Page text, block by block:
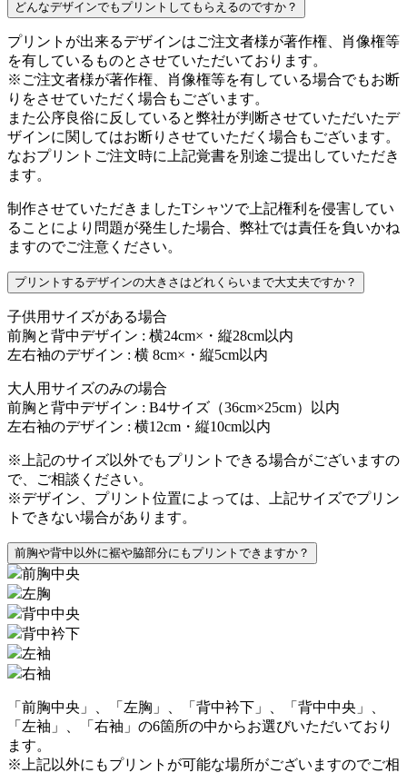
どんなデザインでもプリントしてもらえるのですか？
プリントが出来るデザインはご注文者様が著作権、肖像権等
を有しているものとさせていただいております。
※ご注文者様が著作権、肖像権等を有している場合でもお断
りをさせていただく場合もございます。
また公序良俗に反していると弊社が判断させていただいたデ
ザインに関してはお断りさせていただく場合もございます。
なおプリントご注文時に上記覚書を別途ご提出していただき
ます。
制作させていただきましたTシャツで上記権利を侵害してい
ることにより問題が発生した場合、弊社では責任を負いかね
ますのでご注意ください。
プリントするデザインの大きさはどれくらいまで大丈夫ですか？
子供用サイズがある場合
前胸と背中デザイン : 横24cm×・縦28cm以内
左右袖のデザイン : 横 8cm×・縦5cm以内
大人用サイズのみの場合
前胸と背中デザイン : B4サイズ（36cm×25cm）以内
左右袖のデザイン : 横12cm・縦10cm以内
※上記のサイズ以外でもプリントできる場合がございますの
で、ご相談ください。
※デザイン、プリント位置によっては、上記サイズでプリン
トできない場合があります。
前胸や背中以外に裾や脇部分にもプリントできますか？
前胸中央
左胸
背中中央
背中衿下
左袖
右袖
「前胸中央」、「左胸」、「背中衿下」、「背中中央」、
「左袖」、「右袖」の6箇所の中からお選びいただいており
ます。
※上記以外にもプリントが可能な場所がございますのでご相